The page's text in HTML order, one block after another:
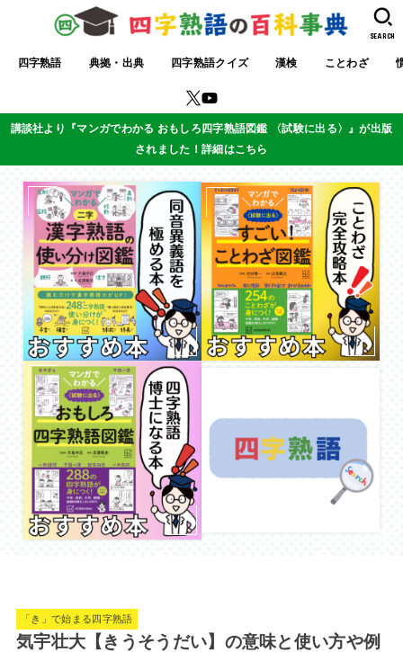
四字熟語 典拠・出典 四字熟語クイズ 漢検 ことわざ
SEARCH
講談社より『マンガでわかる おもしろ四字熟語図鑑 〈試験に出る〉』が出版
されました！詳細はこちら
「き」で始まる四字熟語
気宇壮大【きうそうだい】の意味と使い方や例